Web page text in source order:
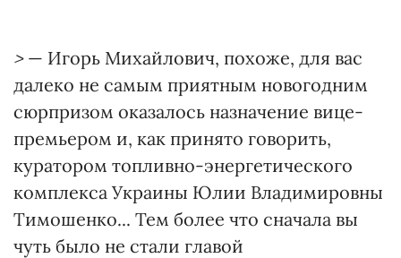
>— Игорь Михайлович, похоже, для вас
далеко не самым приятным новогодним
сюрпризом оказалось назначение вице-
премьером и, как принято говорить,
куратором топливно-энергетического
комплекса Украины Юлии Владимировны
Тимошенко... Тем более что сначала вы
чуть было не стали главой